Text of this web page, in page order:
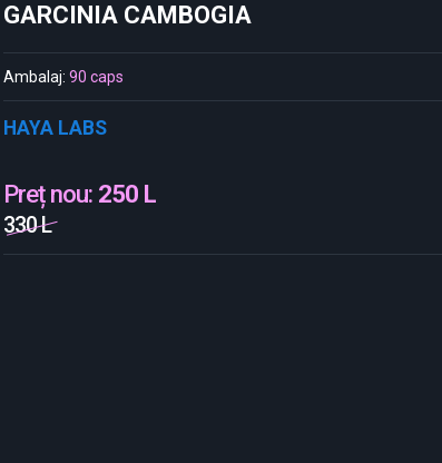
GARCINIA CAMBOGIA
Ambalaj: 90 caps
HAYA LABS
Preț nou: 250 L
330 L